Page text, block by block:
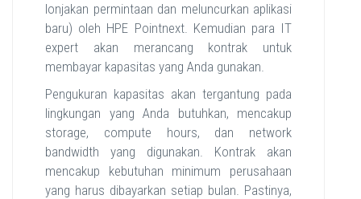
lonjakan permintaan dan meluncurkan aplikasi
baru) oleh HPE Pointnext. Kemudian para IT
expert akan merancang kontrak untuk
membayar kapasitas yang Anda gunakan.
Pengukuran kapasitas akan tergantung pada
lingkungan yang Anda butuhkan, mencakup
storage, compute hours, dan network
bandwidth yang digunakan. Kontrak akan
mencakup kebutuhan minimum perusahaan
yang harus dibayarkan setiap bulan. Pastinya,